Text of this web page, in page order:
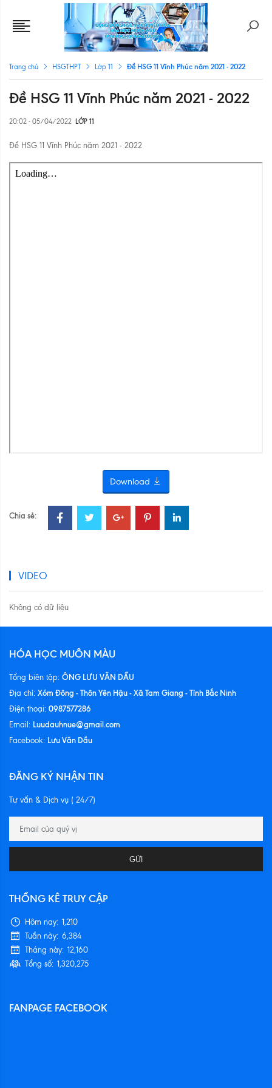
Trang chủ HSGTHPT Lớp 11 Đề HSG 11 Vĩnh Phúc năm 2021 - 2022
Đề HSG 11 Vĩnh Phúc năm 2021 - 2022
20:02 - 05/04/2022 LỚP 11
Đề HSG 11 Vĩnh Phúc năm 2021 - 2022
Download
Chia sẻ:
VIDEO
Không có dữ liệu
HÓA HỌC MUÔN MÀU
Tổng biên tập: ÔNG LƯU VĂN DẦU
Địa chỉ: Xóm Đông - Thôn Yên Hậu - Xã Tam Giang - Tỉnh Bắc Ninh
Điện thoại: 0987577286
Email: Luudauhnue@gmail.com
Facebook: Lưu Văn Dầu
ĐĂNG KÝ NHẬN TIN
Tư vấn & Dịch vụ ( 24/7)
GỬI
THỐNG KÊ TRUY CẬP
Hôm nay: 1,210
Tuần này: 6,384
Tháng này: 12,160
Tổng số: 1,320,275
FANPAGE FACEBOOK